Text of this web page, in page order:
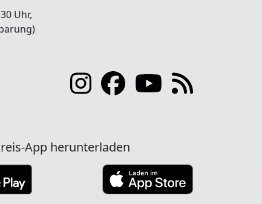
Uhr,
App herunterladen